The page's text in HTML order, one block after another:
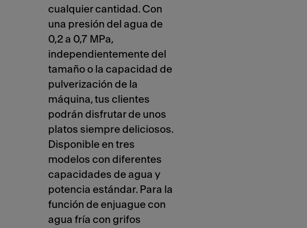
cualquier cantidad. Con
una presión del agua de
0,2 a 0,7 MPa,
independientemente del
tamaño o la capacidad de
pulverización de la
máquina, tus clientes
podrán disfrutar de unos
platos siempre deliciosos.
Disponible en tres
modelos con diferentes
capacidades de agua y
potencia estándar. Para la
función de enjuague con
agua fría con grifos